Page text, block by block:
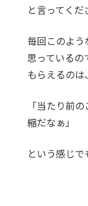
と言ってくだ
毎回このよう
思っているの
もらえるのは
「当たり前
縮だなぁ」
という感じで